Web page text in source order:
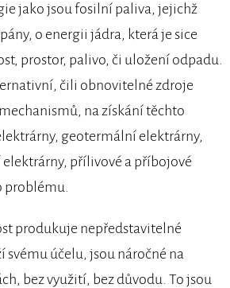
jako jsou fosilní paliva, jejichž
o energii jádra, která je sice
prostor, palivo, či uložení odpadu.
čili obnovitelné zdroje
na získání těchto
geotermální elektrárny,
přílivové a příbojové
problému.
produkuje nepředstavitelné
účelu, jsou náročné na
bez využití, bez důvodu. To jsou